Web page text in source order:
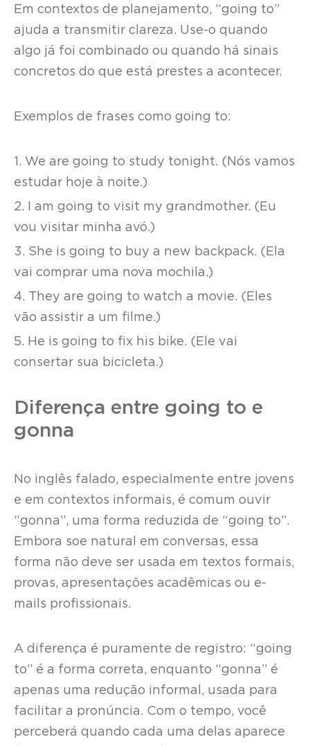
Em contextos de planejamento, “going to”
ajuda a transmitir clareza. Use-o quando
algo já foi combinado ou quando há sinais
concretos do que está prestes a acontecer.
Exemplos de frases como going to:
1. We are going to study tonight. (Nós vamos
estudar hoje à noite.)
2. I am going to visit my grandmother. (Eu
vou visitar minha avó.)
3. She is going to buy a new backpack. (Ela
vai comprar uma nova mochila.)
4. They are going to watch a movie. (Eles
vão assistir a um filme.)
5. He is going to fix his bike. (Ele vai
consertar sua bicicleta.)
Diferença entre going to e
gonna
No inglês falado, especialmente entre jovens
e em contextos informais, é comum ouvir
“gonna”, uma forma reduzida de “going to”.
Embora soe natural em conversas, essa
forma não deve ser usada em textos formais,
provas, apresentações acadêmicas ou e-
mails profissionais.
A diferença é puramente de registro: “going
to” é a forma correta, enquanto “gonna” é
apenas uma redução informal, usada para
facilitar a pronúncia. Com o tempo, você
perceberá quando cada uma delas aparece